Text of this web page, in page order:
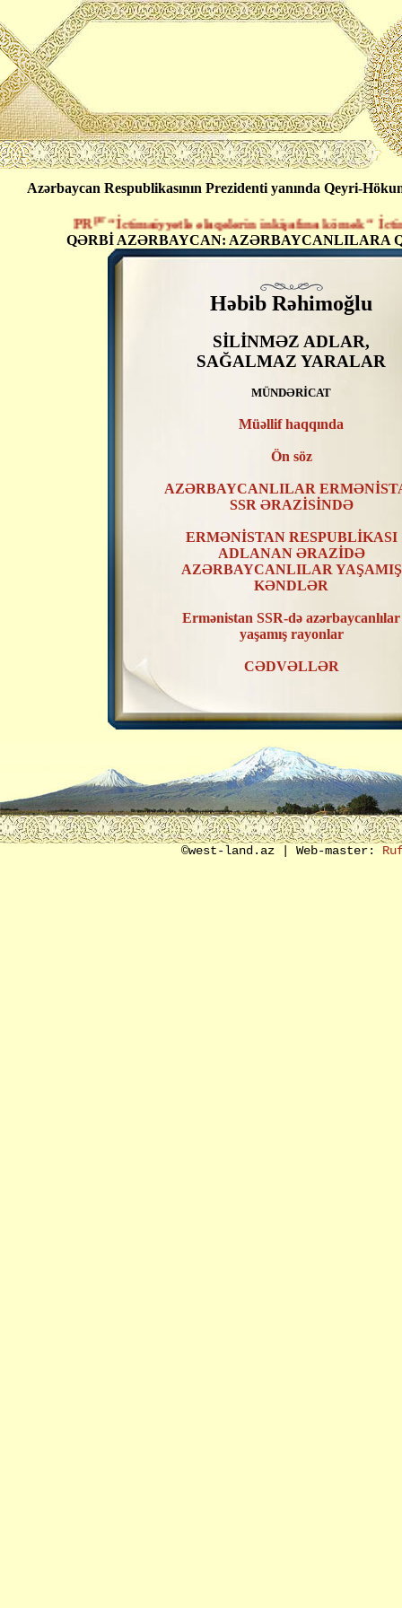
Azərbaycan Respublikasının Prezidenti yanında Qeyri-
PRpr“İctimaiyyətlə əlaqələrin inkişafına kömək “
QƏRBİ AZƏRBAYCAN: AZƏRBAYCANLILARA
Həbib Rəhimoğlu
SİLİNMƏZ ADLAR,
SAĞALMAZ YARALAR
MÜNDƏRİCAT
Müəllif haqqında
Ön söz
AZƏRBAYCANLILAR
SSR ƏRAZİSİNDƏ
ERMƏNİSTAN RESPUBLİKASI
ADLANAN ƏRAZİDƏ
AZƏRBAYCANLILAR YAŞAMIŞ
KƏNDLƏR
Ermənistan SSR-də azərbaycanlılar
yaşamış rayonlar
CƏDVƏLLƏR
ERMƏNİSTAN SSR
AZƏRBAYCANLILAR YAŞAMIŞ
KƏNDLƏRİN RAYONLAR
TƏSNİFATI
SON SÖZ ƏVƏZİ
©west-land.az | Web-master: